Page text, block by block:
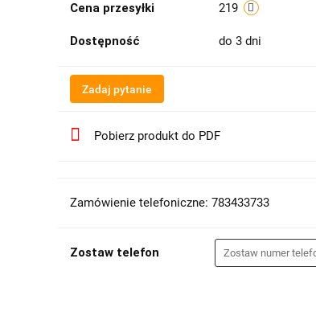
Cena przesyłki 219
Dostępność do 3 dni
Zadaj pytanie
Pobierz produkt do PDF
Zamówienie telefoniczne: 783433733
Zostaw telefon